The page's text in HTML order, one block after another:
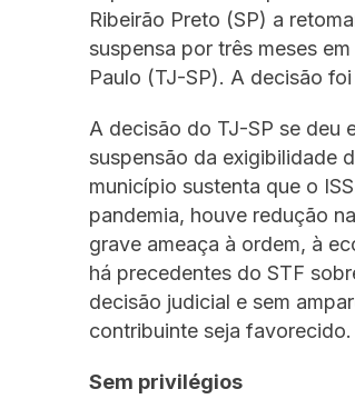
Ribeirão Preto (SP) a
suspensa por três meses
Paulo (TJ-SP). A decisão
A decisão do TJ-SP se deu
suspensão da exigibilidade
município sustenta que o
pandemia, houve redução
grave ameaça à ordem, à
há precedentes do STF
decisão judicial e sem
contribuinte seja favorecido.
Sem privilégios